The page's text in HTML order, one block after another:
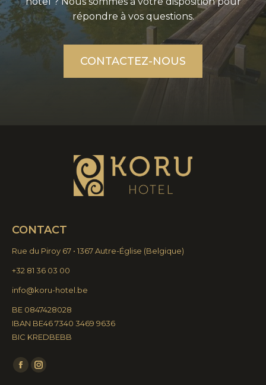
répondre à vos questions.
CONTACTEZ-NOUS
CONTACT
Rue du Piroy 67 • 1367 Autre-Église (Belgique)
+32 81 36 03 00
info@koru-hotel.be
BE 0847428028
IBAN BE46 7340 3469 9636
BIC KREDBEBB
Trouvez nous sur :
La
La